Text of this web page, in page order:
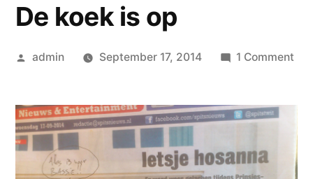
De koek is op
Posted
admin September 17, 2014 1 Comment
op